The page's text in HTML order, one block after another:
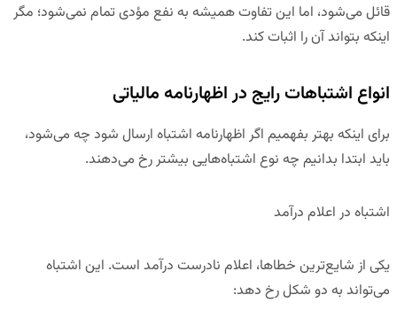
قائل می‌شود، اما این تفاوت همیشه به نفع مؤدی تمام نمی‌شود؛ مگر
اینکه بتواند آن را اثبات کند.
انواع اشتباهات رایج در اظهارنامه مالیاتی
برای اینکه بهتر بفهمیم اگر اظهارنامه اشتباه ارسال شود چه می‌شود،
باید ابتدا بدانیم چه نوع اشتباه‌هایی بیشتر رخ می‌دهند.
اشتباه در اعلام درآمد
یکی از شایع‌ترین خطاها، اعلام نادرست درآمد است. این اشتباه
می‌تواند به دو شکل رخ دهد: